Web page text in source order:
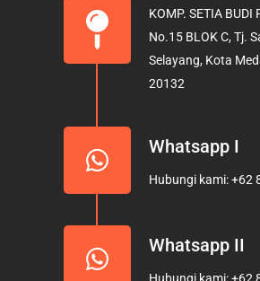
o
o
k
g
r
a
KOMP. SETIA BUDI
No.15 BLOK C, Tj.
Selayang, Kota
20132
Whatsapp I
Hubungi kami: +62
Whatsapp II
Hubungi kami: +62